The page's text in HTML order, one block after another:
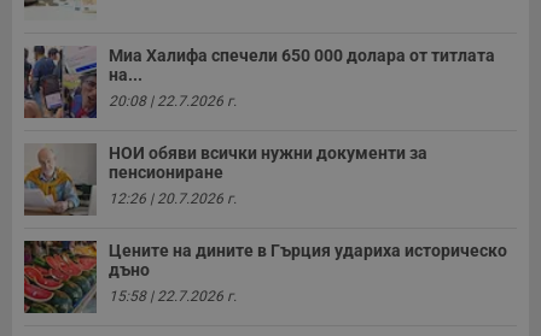
Миа Халифа спечели 650 000 долара от титлата
на...
20:08 | 22.7.2026 г.
НОИ обяви всички нужни документи за
пенсиониране
12:26 | 20.7.2026 г.
Цените на дините в Гърция удариха историческо
дъно
15:58 | 22.7.2026 г.